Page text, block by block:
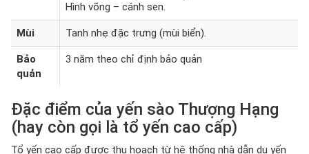
Hình võng – cánh sen.
Mùi Tanh nhẹ đặc trưng (mùi biển).
Bảo
quản
3 năm theo chỉ định bảo quản
Đặc điểm của yến sào Thượng Hạng
(hay còn gọi là tổ yến cao cấp)
Tổ yến cao cấp được thu hoạch từ hệ thống nhà dẫn dụ yến